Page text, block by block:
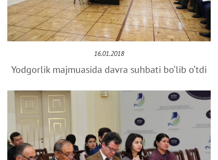
16.01.2018
Yodgorlik majmuasida davra suhbati bo‘lib o‘tdi